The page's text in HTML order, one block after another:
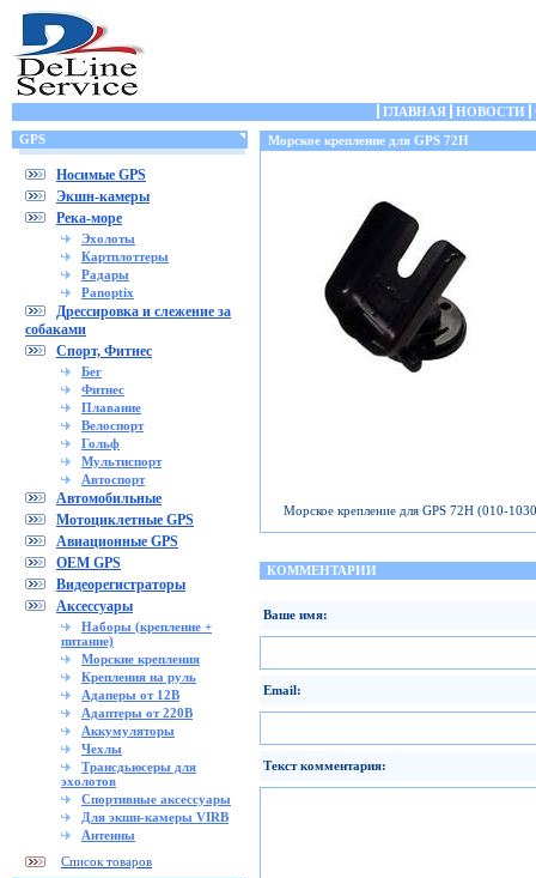
ГЛАВНАЯ НОВОСТИ
GPS
Носимые GPS
Экшн-камеры
Река-море
Эхолоты
Картплоттеры
Радары
Panoptix
Дрессировка и слежение за
собаками
Спорт, Фитнес
Бег
Фитнес
Плавание
Велоспорт
Гольф
Мультиспорт
Автоспорт
Автомобильные
Мотоциклетные GPS
Авиационные GPS
OEM GPS
Видеорегистраторы
Аксессуары
Наборы (крепление +
питание)
Морские крепления
Крепления на руль
Адаперы от 12В
Адаптеры от 220В
Аккумуляторы
Чехлы
Трансдьюсеры для
эхолотов
Спортивные аксессуары
Для экшн-камеры VIRB
Антенны
Список товаров
Морское крепление для GPS 72H
Морское крепление для GPS 72H (010-
КОММЕНТАРИИ
Ваше имя:
Email:
Текст комментария: